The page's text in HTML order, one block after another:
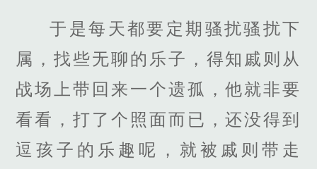
于是每天都要定期骚扰骚扰下
属，找些无聊的乐子，得知戚则从
战场上带回来一个遗孤，他就非要
看看，打了个照面而已，还没得到
逗孩子的乐趣呢，就被戚则带走